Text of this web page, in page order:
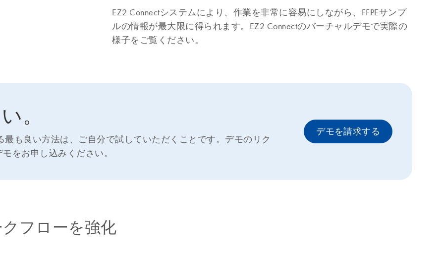
EZ2 Connectシステムにより、作業を非常に容易にしながら、FFPEサンプ
ルの情報が最大限に得られます。EZ2 Connectのバーチャルデモで実際の
様子をご覧ください。
。
最も良い方法は、ご自分で試していただくことです。デモのリク
をお申し込みください。
デモを請求する
クフローを強化